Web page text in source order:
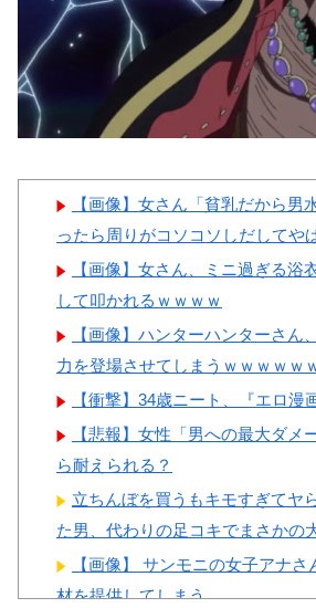
海外「日本よ、お前がナンバ
ーワンだ」 熊本地震直後の日
本の対応のスピードに世界が衝
女ｗｗｗ
Powered by livedoor 相互RSS
とがこ
っ？？
国の反
韓国
復元図
に言葉
韓国
ン店の
しい…
応
韓国
地震、
→「マ
いう姿
【画像】女さん「貧乳だから男
ったら周りがコソコソしだしてや
【画像】女さん、ミニ過ぎる浴
して叩かれるｗｗｗｗ
【画像】ハンターハンターさん
力を登場させてしまうｗｗｗｗｗ
【衝撃】34歳ニート、『エロ漫
【悲報】女性「男への最大ダ
ら耐えられる？
立ちんぼを買うもキモすぎてヤ
た男、代わりの足コキでまさかの
【画像】 サンモニの女子アナ
材を提供してしまう